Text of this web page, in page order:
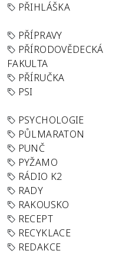
PŘIHLÁŠKA
PŘÍPRAVY
PŘÍRODOVĚDECKÁ
FAKULTA
PŘÍRUČKA
PSI
PSYCHOLOGIE
PŮLMARATON
PUNČ
PYŽAMO
RÁDIO K2
RADY
RAKOUSKO
RECEPT
RECYKLACE
REDAKCE